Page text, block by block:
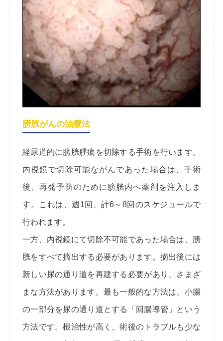
膀胱がんの治療法
経尿道的に膀胱腫瘍を切除する手術を行います。
内視鏡で切除可能ながんであった場合は、手術
後、再発予防のために膀胱内へ薬剤を注入しま
す。これは、週1回、計6～8回のスケジュールで
行われます。
一方、内視鏡にて切除不可能であった場合は、膀
胱をすべて摘出する必要があります。摘出後には
新しい尿の通り道を再建する必要があり、さまざ
まな方法があります。最も一般的な方法は、小腸
の一部分を尿の通り道とする「回腸導管」という
方法です。根治性が高く、術後のトラブルも少な